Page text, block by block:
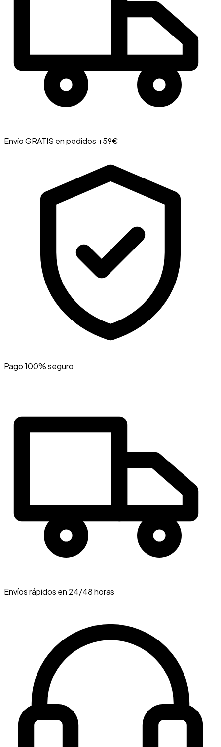
Envío GRATIS en pedidos +59€
Pago 100% seguro
Envíos rápidos en 24/48 horas